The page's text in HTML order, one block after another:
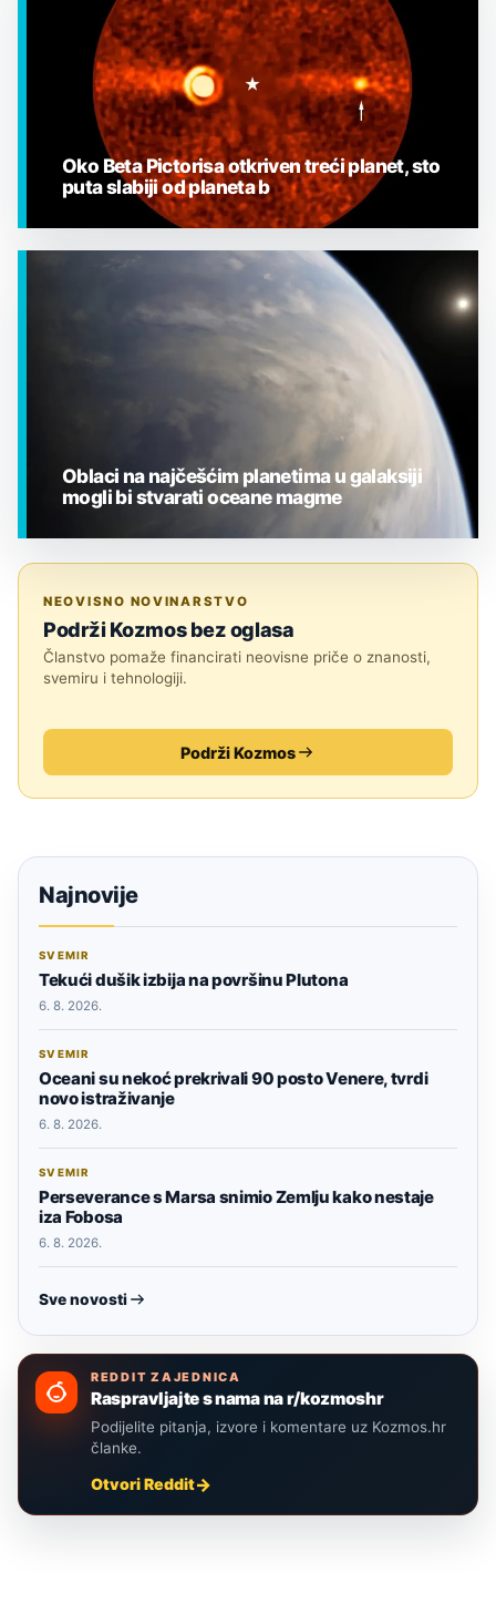
Oko Beta Pictorisa otkriven treći planet, sto
puta slabiji od planeta b
Oblaci na najčešćim planetima u galaksiji
mogli bi stvarati oceane magme
NEOVISNO NOVINARSTVO
Podrži Kozmos bez oglasa
Članstvo pomaže financirati neovisne priče o znanosti,
svemiru i tehnologiji.
Podrži Kozmos
Najnovije
SVEMIR
Tekući dušik izbija na površinu Plutona
6. 8. 2026.
SVEMIR
Oceani su nekoć prekrivali 90 posto Venere, tvrdi
novo istraživanje
6. 8. 2026.
SVEMIR
Perseverance s Marsa snimio Zemlju kako nestaje
iza Fobosa
6. 8. 2026.
Sve novosti
REDDIT ZAJEDNICA
Raspravljajte s nama na r/kozmoshr
Podijelite pitanja, izvore i komentare uz Kozmos.hr
članke.
Otvori Reddit